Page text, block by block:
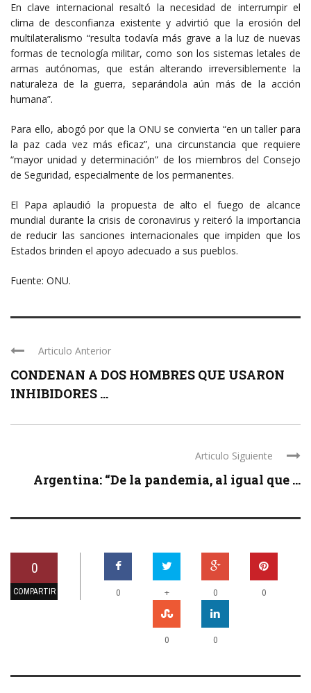
En clave internacional resaltó la necesidad de interrumpir el
clima de desconfianza existente y advirtió que la erosión del
multilateralismo “resulta todavía más grave a la luz de nuevas
formas de tecnología militar, como son los sistemas letales de
armas autónomas, que están alterando irreversiblemente la
naturaleza de la guerra, separándola aún más de la acción
humana”.
Para ello, abogó por que la ONU se convierta “en un taller para
la paz cada vez más eficaz”, una circunstancia que requiere
“mayor unidad y determinación” de los miembros del Consejo
de Seguridad, especialmente de los permanentes.
El Papa aplaudió la propuesta de alto el fuego de alcance
mundial durante la crisis de coronavirus y reiteró la importancia
de reducir las sanciones internacionales que impiden que los
Estados brinden el apoyo adecuado a sus pueblos.
Fuente: ONU.
Articulo Anterior
CONDENAN A DOS HOMBRES QUE USARON
INHIBIDORES ...
Articulo Siguiente
Argentina: “De la pandemia, al igual que ...
0
COMPARTIR 0 + 0 0
0 0